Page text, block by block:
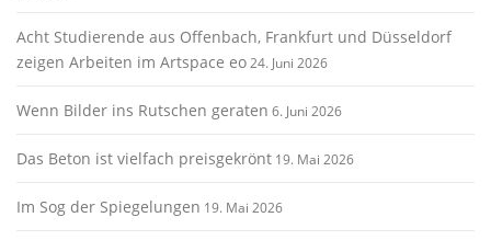
Acht Studierende aus Offenbach, Frankfurt und Düsseldorf
zeigen Arbeiten im Artspace eo24. Juni 2026
Wenn Bilder ins Rutschen geraten 6. Juni 2026
Das Beton ist vielfach preisgekrönt 19. Mai 2026
Im Sog der Spiegelungen 19. Mai 2026